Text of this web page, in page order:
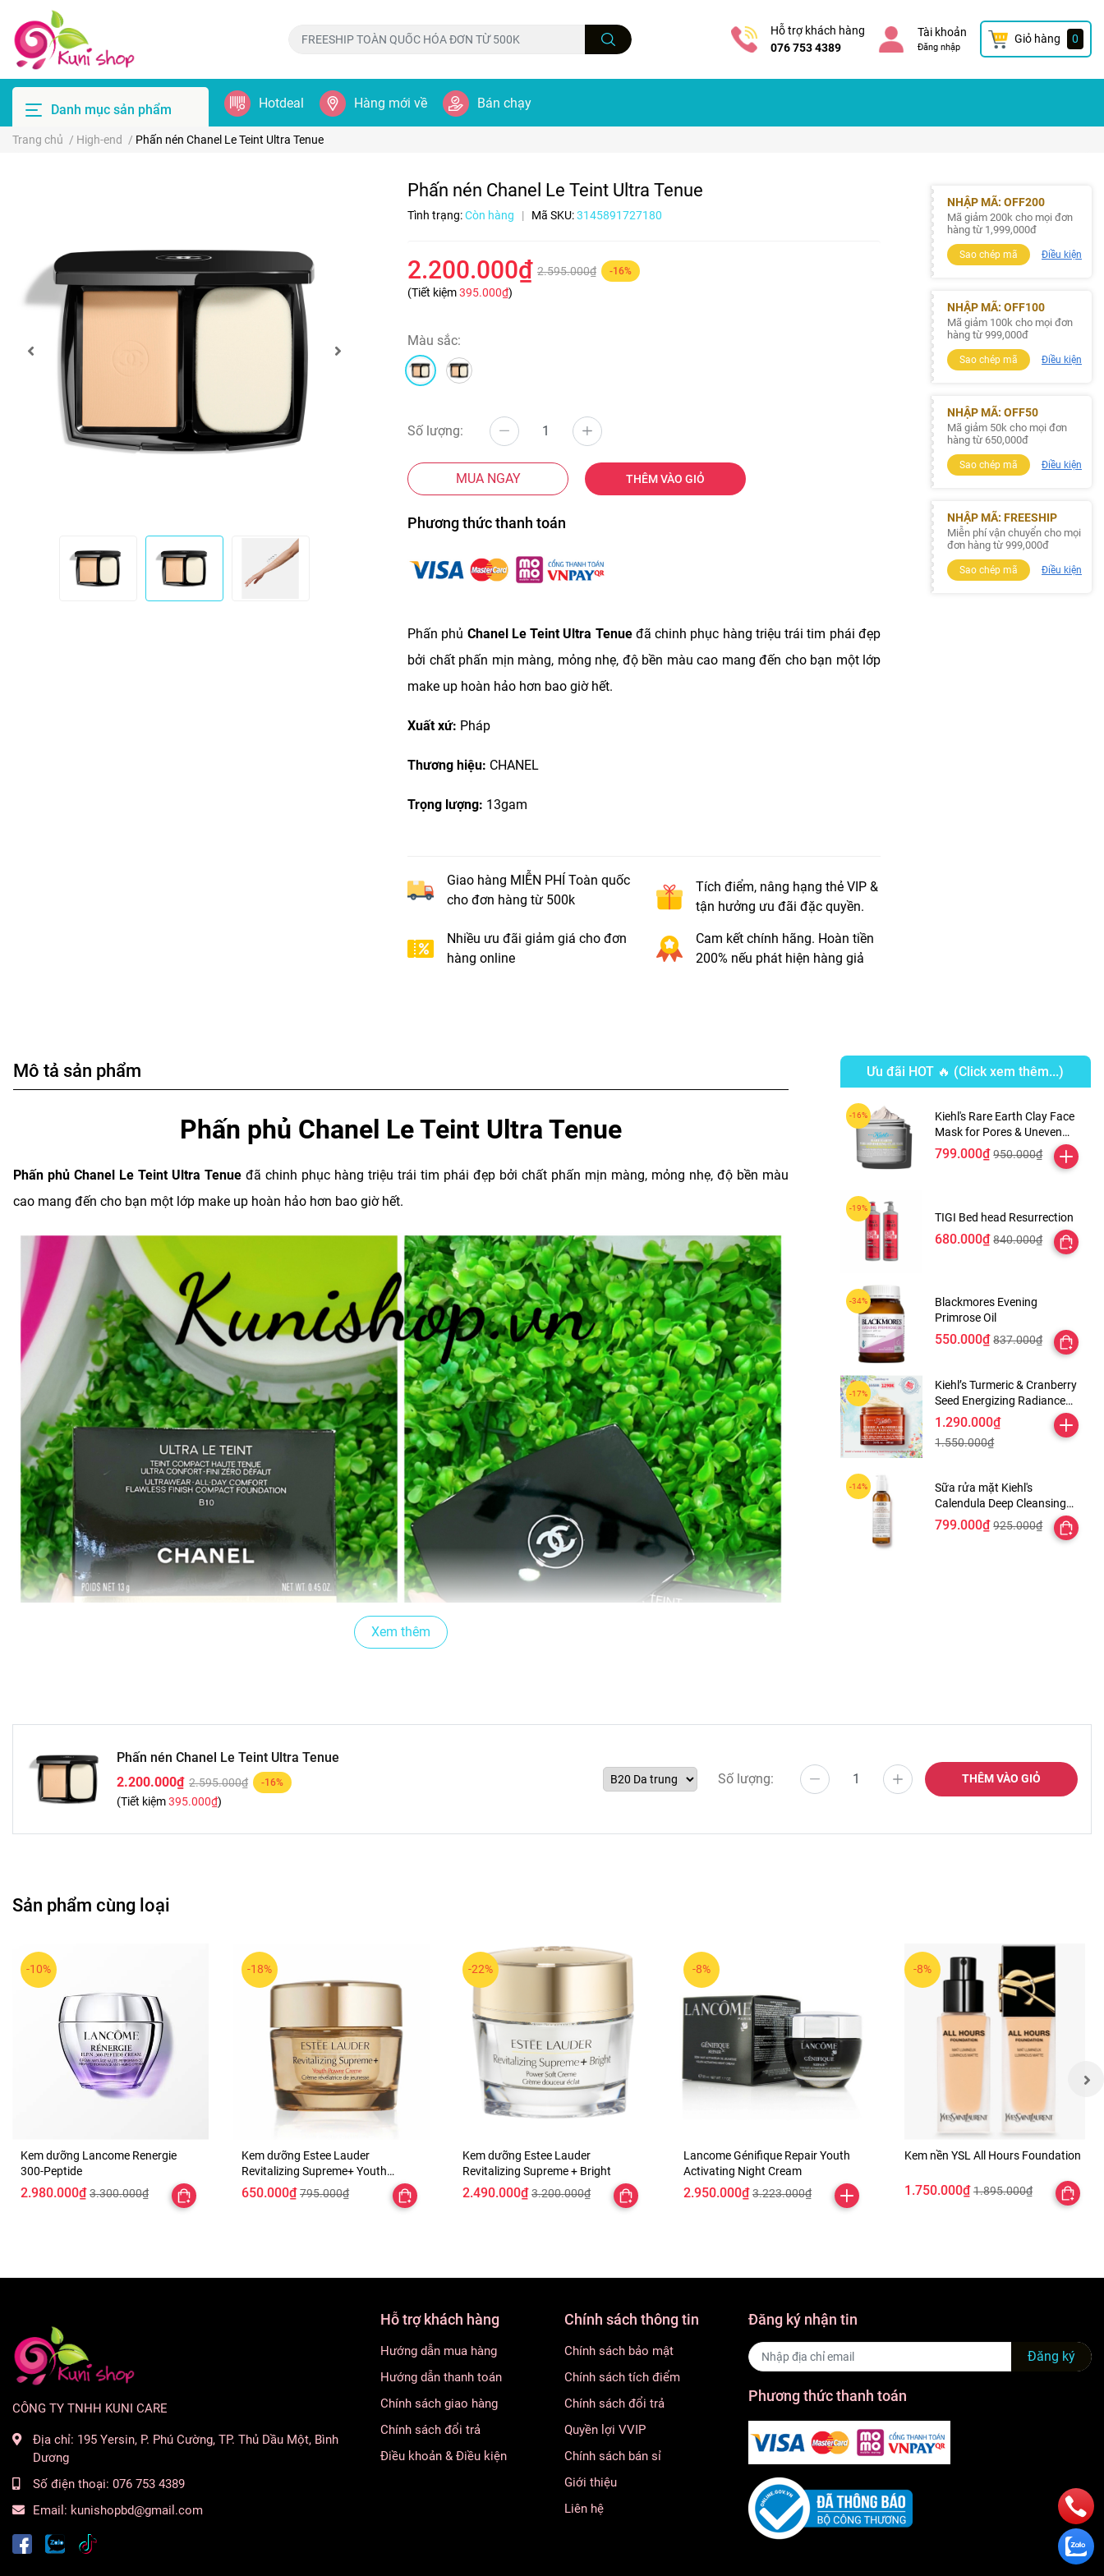
Hỗ trợ khách hàng
076 753 4389
Tài khoản
Đăng nhập
Giỏ hàng 0
Danh mục sản phẩm Hotdeal Hàng mới về Bán chạy
Trang chủ / High-end / Phấn nén Chanel Le Teint Ultra Tenue
Phấn nén Chanel Le Teint Ultra Tenue
Tình trạng:Còn hàng | Mã SKU:3145891727180
2.200.000₫ 2.595.000₫ -16%
(Tiết kiệm395.000₫)
Màu sắc:
Số lượng:
MUA NGAY THÊM VÀO GIỎ
Phương thức thanh toán
Phấn phủ Chanel Le Teint Ultra Tenue đã chinh phục hàng triệu trái tim phái đẹp
bởi chất phấn mịn màng, mỏng nhẹ, độ bền màu cao mang đến cho bạn một lớp
make up hoàn hảo hơn bao giờ hết.
Xuất xứ: Pháp
Thương hiệu: CHANEL
Trọng lượng: 13gam
Giao hàng MIỄN PHÍ Toàn quốc
cho đơn hàng từ 500k
Tích điểm, nâng hạng thẻ VIP &
tận hưởng ưu đãi đặc quyền.
Nhiều ưu đãi giảm giá cho đơn
hàng online
Cam kết chính hãng. Hoàn tiền
200% nếu phát hiện hàng giả
NHẬP MÃ: OFF200
Mã giảm 200k cho mọi đơn
hàng từ 1,999,000đ
Sao chép mã Điều kiện
NHẬP MÃ: OFF100
Mã giảm 100k cho mọi đơn
hàng từ 999,000đ
Sao chép mã Điều kiện
NHẬP MÃ: OFF50
Mã giảm 50k cho mọi đơn
hàng từ 650,000đ
Sao chép mã Điều kiện
NHẬP MÃ: FREESHIP
Miễn phí vận chuyển cho mọi
đơn hàng từ 999,000đ
Sao chép mã Điều kiện
Mô tả sản phẩm
Phấn phủ Chanel Le Teint Ultra Tenue
Phấn phủ Chanel Le Teint Ultra Tenue đã chinh phục hàng triệu trái tim phái đẹp bởi chất phấn mịn màng, mỏng nhẹ, độ bền màu
cao mang đến cho bạn một lớp make up hoàn hảo hơn bao giờ hết.
Xem thêm
Ưu đãi HOT 🔥 (Click xem thêm...)
Kiehl's Rare Earth Clay Face
Mask for Pores & Uneven
Texture
799.000₫ 950.000₫
TIGI Bed head Resurrection
680.000₫ 840.000₫
Blackmores Evening
Primrose Oil
550.000₫ 837.000₫
Kiehl’s Turmeric & Cranberry
Seed Energizing Radiance
Masque
1.290.000₫
1.550.000₫
Sữa rửa mặt Kiehl's
Calendula Deep Cleansing
Foaming Face Wash
799.000₫ 925.000₫
Phấn nén Chanel Le Teint Ultra Tenue
2.200.000₫ 2.595.000₫ -16%
(Tiết kiệm395.000₫)
Số lượng: THÊM VÀO GIỎ
Sản phẩm cùng loại
-10%
Kem dưỡng Lancome Renergie
300-Peptide
2.980.000₫ 3.300.000₫
-18%
Kem dưỡng Estee Lauder
Revitalizing Supreme+ Youth
Power Creme
650.000₫ 795.000₫
-22%
Kem dưỡng Estee Lauder
Revitalizing Supreme + Bright
2.490.000₫ 3.200.000₫
-8%
Lancome Génifique Repair Youth
Activating Night Cream
2.950.000₫ 3.223.000₫
-8%
Kem nền YSL All Hours Foundation
1.750.000₫ 1.895.000₫
CÔNG TY TNHH KUNI CARE
Địa chỉ: 195 Yersin, P. Phú Cường, TP. Thủ Dầu Một, Bình
Dương
Số điện thoại: 076 753 4389
Email: kunishopbd@gmail.com
Hỗ trợ khách hàng
Hướng dẫn mua hàng
Hướng dẫn thanh toán
Chính sách giao hàng
Chính sách đổi trả
Điều khoản & Điều kiện
Chính sách thông tin
Chính sách bảo mật
Chính sách tích điểm
Chính sách đổi trả
Quyền lợi VVIP
Chính sách bán sỉ
Giới thiệu
Liên hệ
Đăng ký nhận tin
Đăng ký
Phương thức thanh toán